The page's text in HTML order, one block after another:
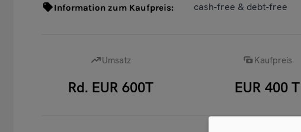
Information zum Kaufpreis: cash-free & debt-free
Umsatz
Rd. EUR 600T
Kaufpreis
EUR 400 T